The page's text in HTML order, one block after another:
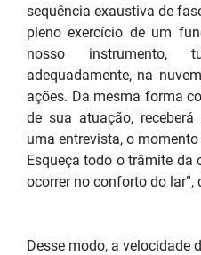
sequência exaustiva de
pleno exercício de um
nosso instrumento,
adequadamente, na
ações. Da mesma forma
de sua atuação, receberá
uma entrevista, o
Esqueça todo o trâmite da
ocorrer no conforto do lar”,
Desse modo, a velocidade